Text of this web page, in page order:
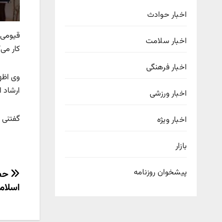
اخبار حوادث
اخبار سلامت
اخبار فرهنگی
اخبار ورزشی
اخبار ویژه
بازار
پیشخوان روزنامه
کار
ارشاد